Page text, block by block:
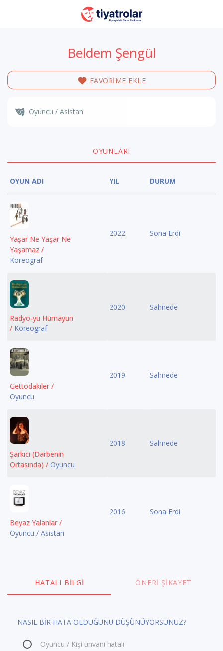
Beldem Şengül
FAVORİME EKLE
Oyuncu / Asistan
OYUNLARI
OYUN ADI YIL DURUM
Yaşar Ne Yaşar Ne
Yaşamaz /
Koreograf
2022 Sona Erdi
Radyo-yu Hümayun
/ Koreograf
2020 Sahnede
Gettodakiler /
Oyuncu
2019 Sahnede
Şarkıcı (Darbenin
Ortasında) / Oyuncu
2018 Sahnede
Beyaz Yalanlar /
Oyuncu / Asistan
2016 Sona Erdi
HATALI BILGI ÖNERI ŞIKAYET
NASIL BİR HATA OLDUĞUNU DÜŞÜNÜYORSUNUZ?
Oyuncu / Kişi ünvanı hatalı